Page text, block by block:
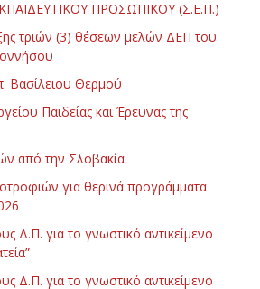
ΠΡΟΣΩΠΙΚΟΥ (Σ.Ε.Π.)
τριών (3) θέσεων μελών ΔΕΠ του
Βασίλειου Θερμού
Παιδείας και Έρευνας της
από την Σλοβακία
για θερινά προγράμματα
Δ.Π. για το γνωστικό αντικείμενο
Δ.Π. για το γνωστικό αντικείμενο